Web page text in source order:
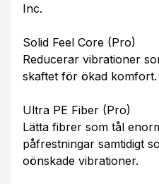
Inc.
Solid Feel Core (Pro)
Reducerar vibrationer
skaftet för ökad komfort.
Ultra PE Fiber (Pro)
Lätta fibrer som tål
påfrestningar samtidigt
oönskade vibrationer.